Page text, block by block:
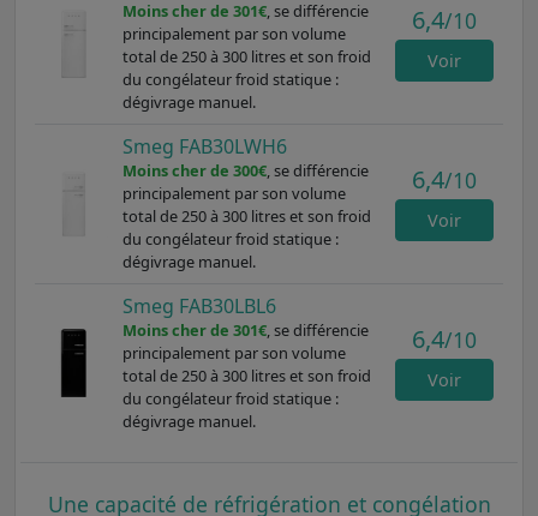
Moins cher de 301€, se différencie
principalement par son volume
total de 250 à 300 litres et son froid
du congélateur froid statique :
dégivrage manuel.
6,4/10
Voir
Smeg FAB30LWH6
Moins cher de 300€, se différencie
principalement par son volume
total de 250 à 300 litres et son froid
du congélateur froid statique :
dégivrage manuel.
6,4/10
Voir
Smeg FAB30LBL6
Moins cher de 301€, se différencie
principalement par son volume
total de 250 à 300 litres et son froid
du congélateur froid statique :
dégivrage manuel.
6,4/10
Voir
Une capacité de réfrigération et congélation